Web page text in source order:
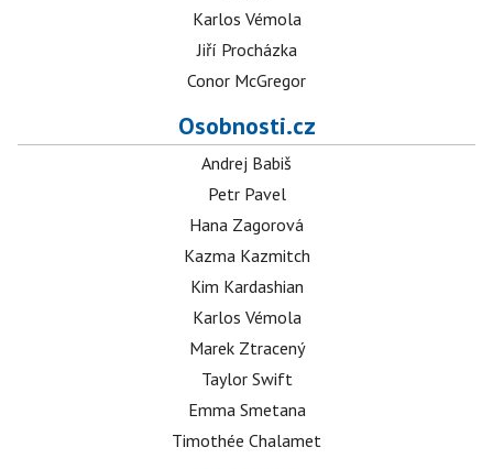
Karlos Vémola
Jiří Procházka
Conor McGregor
Osobnosti.cz
Andrej Babiš
Petr Pavel
Hana Zagorová
Kazma Kazmitch
Kim Kardashian
Karlos Vémola
Marek Ztracený
Taylor Swift
Emma Smetana
Timothée Chalamet